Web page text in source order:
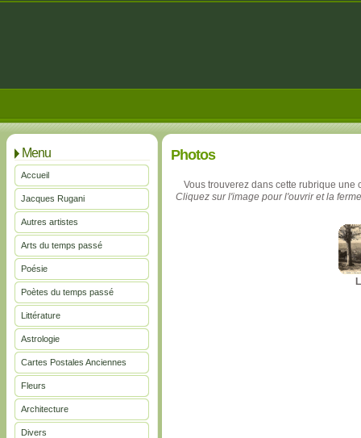
Menu
Accueil
Jacques Rugani
Autres artistes
Arts du temps passé
Poésie
Poètes du temps passé
Littérature
Astrologie
Cartes Postales Anciennes
Fleurs
Architecture
Divers
Photos
Vous trouverez dans cette rubrique une
Cliquez sur l'image pour l'ouvrir et la